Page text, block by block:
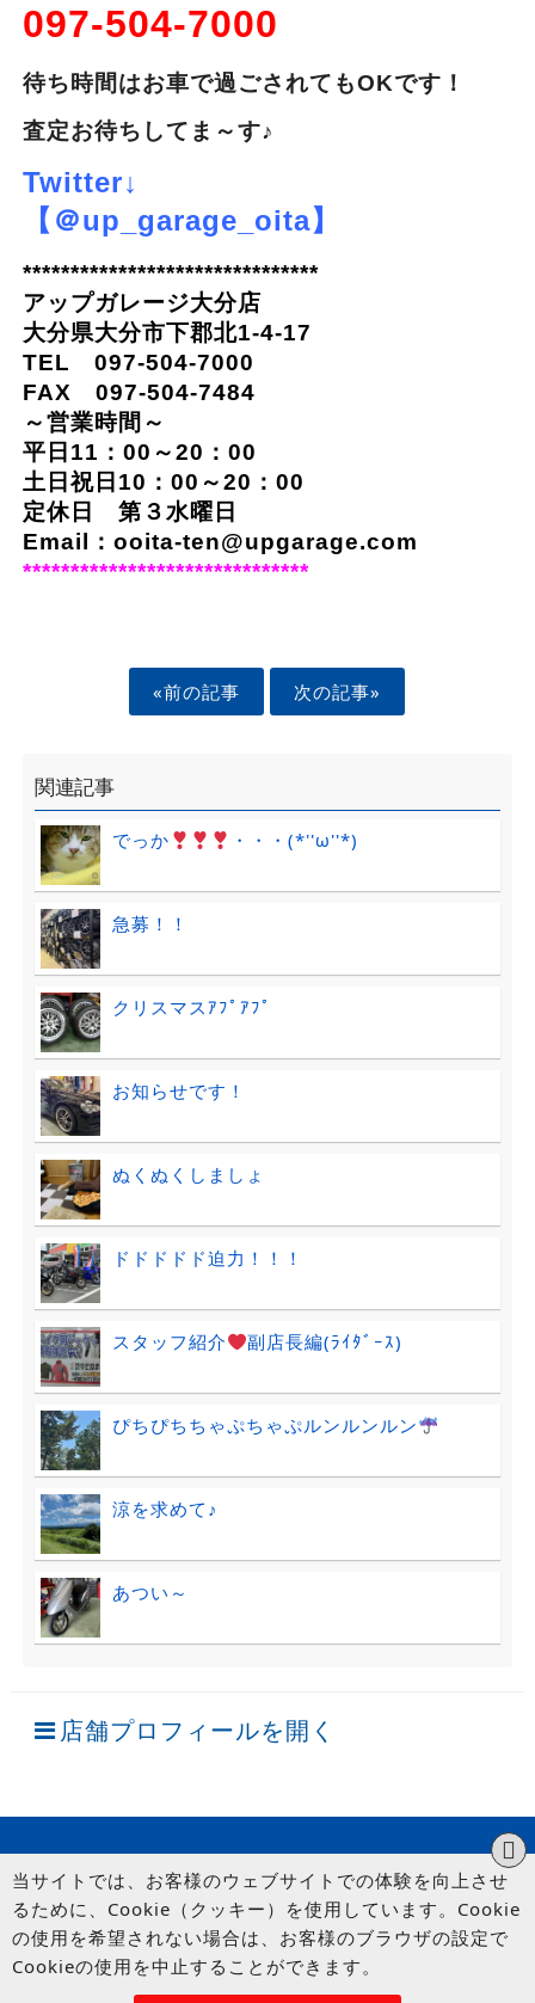
097-504-7000
待ち時間はお車で過ごされてもOKです！
査定お待ちしてま～す♪
Twitter↓
【＠up_garage_oita】
*******************************
アップガレージ大分店
大分県大分市下郡北1-4-17
TEL 097-504-7000
FAX 097-504-7484
～営業時間～
平日11：00～20：00
土日祝日10：00～20：00
定休日 第３水曜日
Email：ooita-ten@upgarage.com
******************************
«前の記事 次の記事»
関連記事
でっか ・・・(*''ω''*)
急募！！
クリスマスｱﾌﾟｱﾌﾟ
お知らせです！
ぬくぬくしましょ
ドドドドド迫力！！！
スタッフ紹介 副店長編(ﾗｲﾀﾞｰｽ)
ぴちぴちちゃぷちゃぷルンルンルン
涼を求めて♪
あつい～
店舗プロフィールを開く
当サイトでは、お客様のウェブサイトでの体験を向上させ
るために、Cookie（クッキー）を使用しています。Cookie
の使用を希望されない場合は、お客様のブラウザの設定で
Cookieの使用を中止することができます。